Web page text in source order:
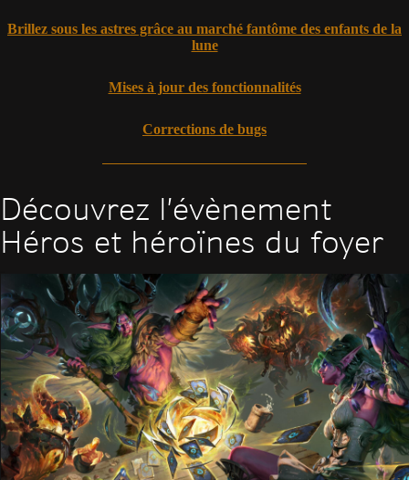
Brillez sous les astres grâce au marché fantôme des enfants de la
lune
Mises à jour des fonctionnalités
Corrections de bugs
Découvrez l’évènement
Héros et héroïnes du foyer